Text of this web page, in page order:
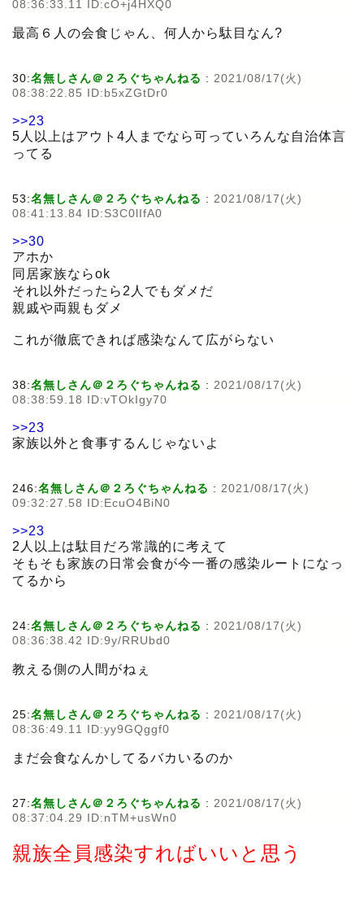
08:36:33.11 ID:cO+j4HXQ0
最高６人の会食じゃん、何人から駄目なん?
30:名無しさん＠２ろぐちゃんねる : 2021/08/17(火)
08:38:22.85 ID:b5xZGtDr0
>>23
5人以上はアウト4人までなら可っていろんな自治体言
ってる
53:名無しさん＠２ろぐちゃんねる : 2021/08/17(火)
08:41:13.84 ID:S3C0lIfA0
>>30
アホか
同居家族ならok
それ以外だったら2人でもダメだ
親戚や両親もダメ
これが徹底できれば感染なんて広がらない
38:名無しさん＠２ろぐちゃんねる : 2021/08/17(火)
08:38:59.18 ID:vTOkIgy70
>>23
家族以外と食事するんじゃないよ
246:名無しさん＠２ろぐちゃんねる : 2021/08/17(火)
09:32:27.58 ID:EcuO4BiN0
>>23
2人以上は駄目だろ常識的に考えて
そもそも家族の日常会食が今一番の感染ルートになっ
てるから
24:名無しさん＠２ろぐちゃんねる : 2021/08/17(火)
08:36:38.42 ID:9y/RRUbd0
教える側の人間がねぇ
25:名無しさん＠２ろぐちゃんねる : 2021/08/17(火)
08:36:49.11 ID:yy9GQggf0
まだ会食なんかしてるバカいるのか
27:名無しさん＠２ろぐちゃんねる : 2021/08/17(火)
08:37:04.29 ID:nTM+usWn0
親族全員感染すればいいと思う